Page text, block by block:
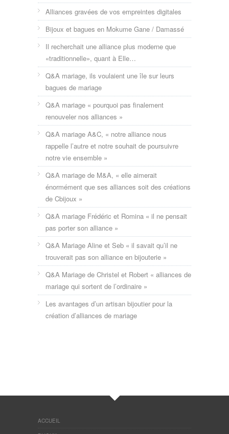
Alliances gravées de vos empreintes digitales
Bijoux et bagues en Mokume Gane / Damassé
Il recherchait une alliance plus moderne que
«traditionnelle», quant à Elle…
Q&A mariage, ils voulaient une île sur leurs
bagues de mariage
Q&A mariage « pourquoi pas finalement
renouveler nos alliances »
Q&A mariage A&C, « notre alliance nous
rappelle l’autre et notre souhait de poursuivre
notre vie ensemble »
Q&A mariage de M&A, « elle aimerait
énormément que ses alliances soit des créations
de Cbijoux »
Q&A mariage Frédéric et Romina « il ne pensait
pas porter son alliance »
Q&A Mariage Aline et Seb « il savait qu’il ne
trouverait pas son alliance en bijouterie »
Q&A Mariage de Christel et Robert « alliances de
mariage qui sortent de l’ordinaire »
Les avantages d’un artisan bijoutier pour la
création d’alliances de mariage
ACCUEIL